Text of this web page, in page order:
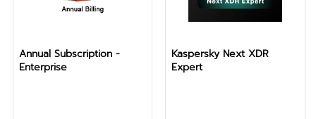
Annual Subscription -
Enterprise
Kaspersky Next XDR
Expert